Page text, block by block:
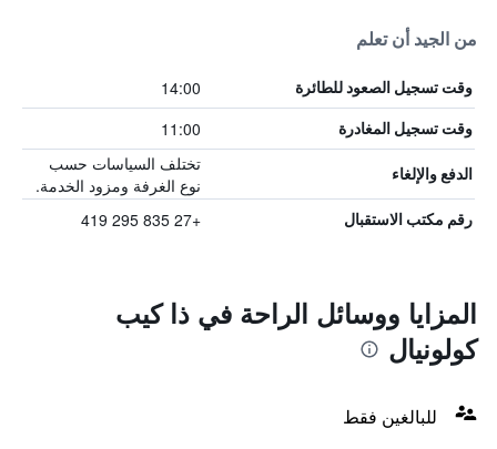
من الجيد أن تعلم
وقت تسجيل الصعود للطائرة 14:00
وقت تسجيل المغادرة 11:00
الدفع والإلغاء
تختلف السياسات حسب
نوع الغرفة ومزود الخدمة.
رقم مكتب الاستقبال +27 835 295 419
المزايا ووسائل الراحة في ذا كيب
كولونيال
للبالغين فقط